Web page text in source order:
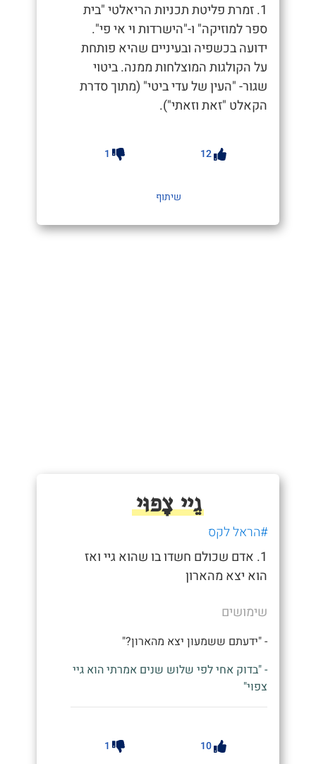
1. זמרת פליטת תכניות הריאלטי "בית
ספר למוזיקה" ו-"הישרדות וי אי פי".
ידועה בכשפיה ובעיניים שהיא פותחת
על הקולגות המוצלחות ממנה. ביטוי
שגור- "העין של עדי ביטי" (מתוך סדרת
הקאלט "זאת וזאתי").
12
1
שיתוף
גֵיי צָפוּי
#הראל לקס
1. אדם שכולם חשדו בו שהוא גיי ואז
הוא יצא מהארון
שימושים
- "ידעתם ששמעון יצא מהארון?"
- "בדוק אחי לפי שלוש שנים אמרתי הוא גיי
צפוי"
10
1